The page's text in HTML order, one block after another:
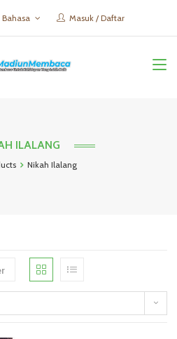
Bahasa Masuk / Daftar
ILALANG
Nikah Ilalang